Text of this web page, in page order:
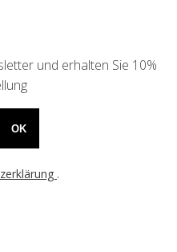
und erhalten Sie 10%
OK
.